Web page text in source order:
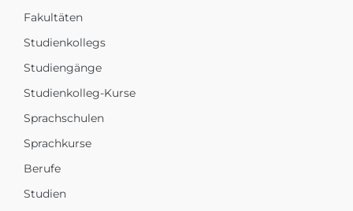
Fakultäten
Studienkollegs
Studiengänge
Studienkolleg-Kurse
Sprachschulen
Sprachkurse
Berufe
Studien